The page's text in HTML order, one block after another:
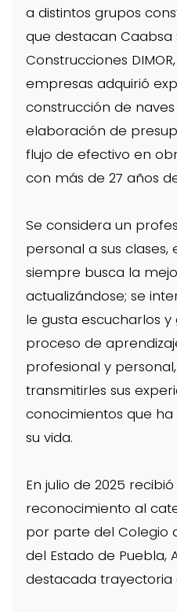
a distintos grupos
que destacan Caabsa
Construcciones
empresas adquirió
construcción de naves
elaboración de
flujo de efectivo en
con más de 27 años
Se considera un
personal a sus clases,
siempre busca la
actualizándose; se
le gusta escucharlos
proceso de
profesional y
transmitirles sus
conocimientos que
su vida.
En julio de 2025
reconocimiento al
por parte del Colegio
del Estado de Puebla,
destacada trayectoria